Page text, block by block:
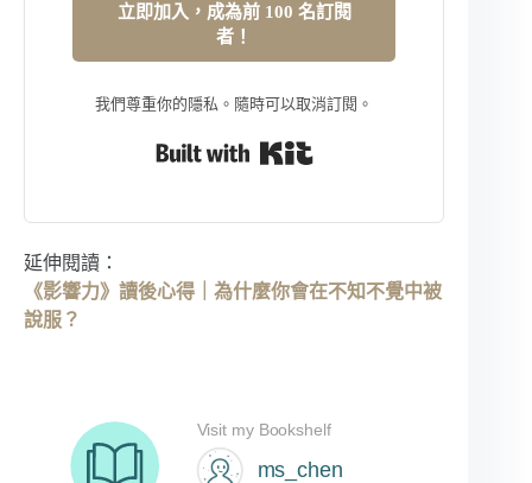
立即加入，成為前 100 名訂閱
者！
我們尊重你的隱私。隨時可以取消訂閱。
延伸閱讀：
《影響力》讀後心得｜為什麼你會在不知不覺中被
說服？